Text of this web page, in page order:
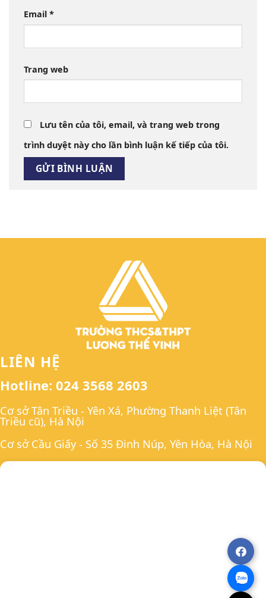
Email *
Trang web
Lưu tên của tôi, email, và trang web trong
trình duyệt này cho lần bình luận kế tiếp của tôi.
LIÊN HỆ
Hotline: 024 3568 2603
Cơ sở Tân Triều - Yên Xá, Phường Thanh Liệt (Tân
Triều cũ), Hà Nội
Cơ sở Cầu Giấy - Số 35 Đinh Núp, Yên Hòa, Hà Nội